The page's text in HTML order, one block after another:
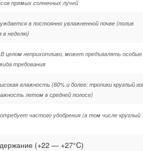
прямых солнечных лучей
в постоянно увлажненной почве (полив
в неделю)
целом неприхотливо, может предъявлять особые
требования
влажность (60% и более: тропики круглый
летом в средней полосе)
частого удобрения (в том числе круглый
(+22 — +27°C)